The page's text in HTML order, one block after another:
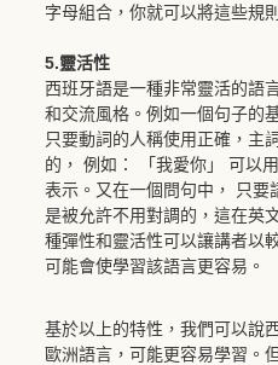
字母組合，你就可以將這些規
5.靈活性
西班牙語是一種非常靈活的語
和交流風格。例如一個句子的
只要動詞的人稱使用正確，主
的， 例如： 「我愛你」 可以
表示。又在一個問句中， 只要
是被允許不用對調的，這在英
種彈性和靈活性可以讓講者以
可能會使學習該語言更容易。
基於以上的特性，我們可以說
歐洲語言，可能更容易學習。